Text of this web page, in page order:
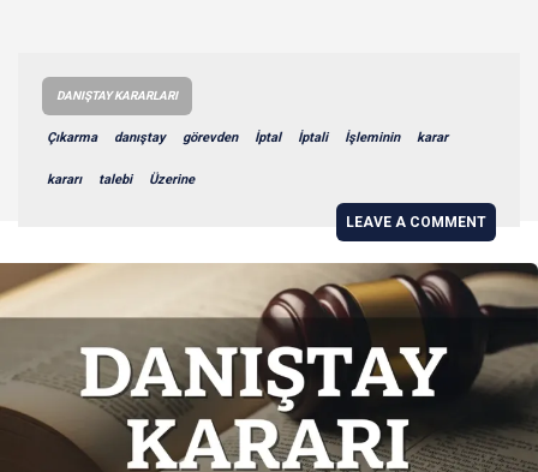
DANIŞTAY KARARLARI
Çıkarma danıştay görevden İptal İptali İşleminin karar
kararı talebi Üzerine
LEAVE A COMMENT